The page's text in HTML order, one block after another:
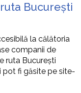
București
la călătoria
companii de
ruta București
pot fi găsite pe site-